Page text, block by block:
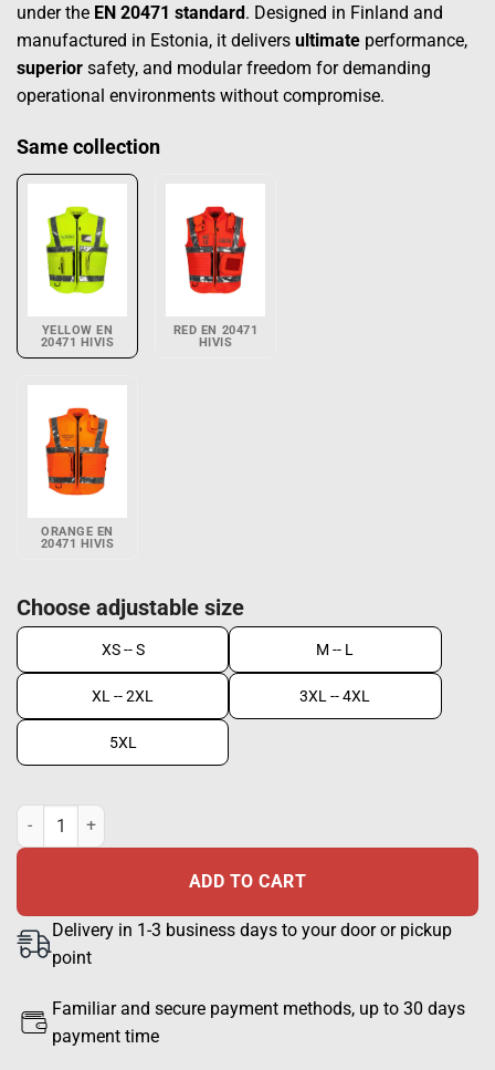
under the EN 20471 standard. Designed in Finland and
manufactured in Estonia, it delivers ultimate performance,
superior safety, and modular freedom for demanding
operational environments without compromise.
Same collection
YELLOW EN
20471 HIVIS
RED EN 20471
HIVIS
ORANGE EN
20471 HIVIS
Choose adjustable size
XS -- S M -- L
XL -- 2XL 3XL -- 4XL
5XL
Hi-Vis vest EN 20471 lk 2, Yellow + Silver quantity
ADD TO CART
Delivery in 1-3 business days to your door or pickup
point
Familiar and secure payment methods, up to 30 days
payment time